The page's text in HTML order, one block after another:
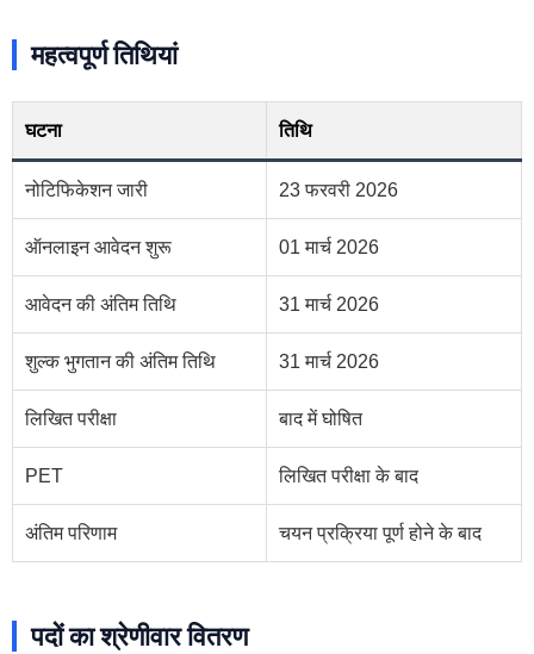
महत्वपूर्ण तिथियां
घटना तिथि
नोटिफिकेशन जारी 23 फरवरी 2026
ऑनलाइन आवेदन शुरू 01 मार्च 2026
आवेदन की अंतिम तिथि 31 मार्च 2026
शुल्क भुगतान की अंतिम तिथि 31 मार्च 2026
लिखित परीक्षा बाद में घोषित
PET लिखित परीक्षा के बाद
अंतिम परिणाम चयन प्रक्रिया पूर्ण होने के बाद
पदों का श्रेणीवार वितरण